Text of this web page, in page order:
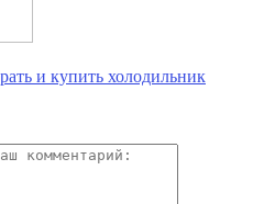
и купить холодильник